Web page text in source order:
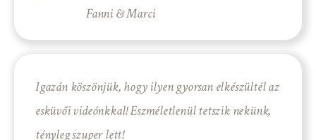
Fanni & Marci
Igazán köszönjük, hogy ilyen gyorsan elkészültél az
esküvői videónkkal! Eszméletlenül tetszik nekünk,
tényleg szuper lett!